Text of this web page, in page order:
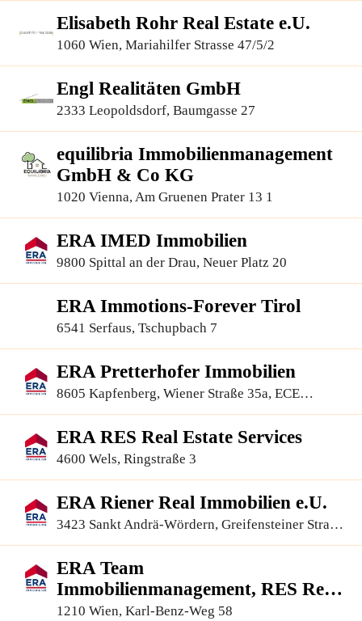
Elisabeth Rohr Real Estate e.U.
1060 Wien, Mariahilfer Strasse 47/5/2
Engl Realitäten GmbH
2333 Leopoldsdorf, Baumgasse 27
equilibria Immobilienmanagement
GmbH & Co KG
1020 Vienna, Am Gruenen Prater 13 1
ERA IMED Immobilien
9800 Spittal an der Drau, Neuer Platz 20
ERA Immotions-Forever Tirol
6541 Serfaus, Tschupbach 7
ERA Pretterhofer Immobilien
8605 Kapfenberg, Wiener Straße 35a, ECE
ERA RES Real Estate Services
4600 Wels, Ringstraße 3
ERA Riener Real Immobilien e.U.
3423 Sankt Andrä-Wördern, Greifensteiner Straße
ERA Team
Immobilienmanagement, RES Real
Estate Services GmbH
1210 Wien, Karl-Benz-Weg 58